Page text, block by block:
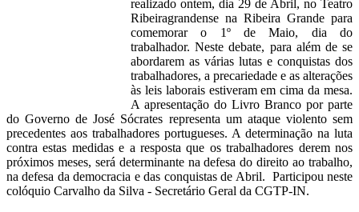
realizado ontem, dia 29 de Abril, no Teatro
Ribeiragrandense na Ribeira Grande para
comemorar o 1º de Maio, dia do
trabalhador. Neste debate, para além de se
abordarem as várias lutas e conquistas dos
trabalhadores, a precariedade e as alterações
às leis laborais estiveram em cima da mesa.
A apresentação do Livro Branco por parte
do Governo de José Sócrates representa um ataque violento sem
precedentes aos trabalhadores portugueses. A determinação na luta
contra estas medidas e a resposta que os trabalhadores derem nos
próximos meses, será determinante na defesa do direito ao trabalho,
na defesa da democracia e das conquistas de Abril. Participou neste
colóquio Carvalho da Silva - Secretário Geral da CGTP-IN.